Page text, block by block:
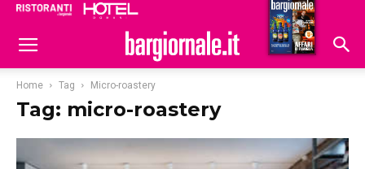
Hoteldomani
Home Tag Micro-roastery
Tag: micro-roastery